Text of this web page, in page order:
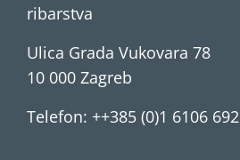
ribarstva
Ulica Grada Vukovara 78
10 000 Zagreb
Telefon: ++385 (0)1 6106 692